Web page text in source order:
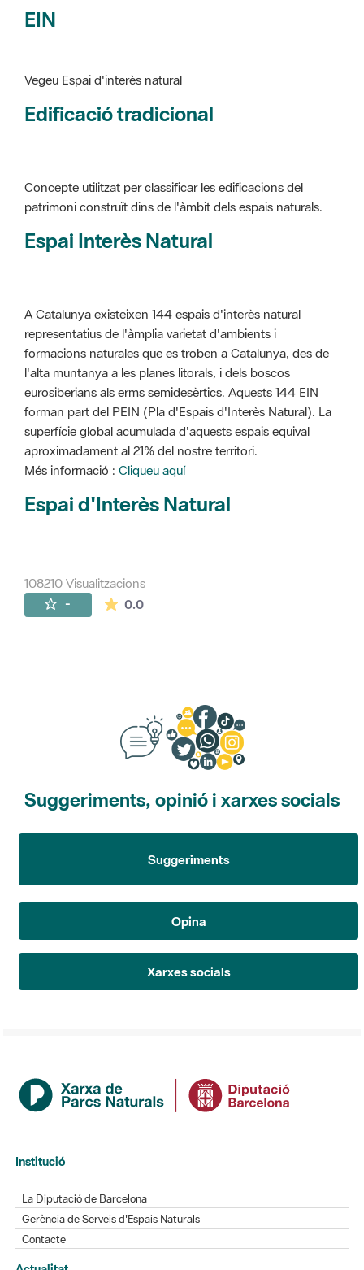
EIN
Vegeu Espai d'interès natural
Edificació tradicional
Concepte utilitzat per classificar les edificacions del
patrimoni construït dins de l'àmbit dels espais naturals.
Espai Interès Natural
A Catalunya existeixen 144 espais d'interès natural
representatius de l'àmplia varietat d'ambients i
formacions naturales que es troben a Catalunya, des de
l'alta muntanya a les planes litorals, i dels boscos
eurosiberians als erms semidesèrtics. Aquests 144 EIN
forman part del PEIN (Pla d'Espais d'Interès Natural). La
superfície global acumulada d'aquests espais equival
aproximadament al 21% del nostre territori.
Més informació : Cliqueu aquí
Espai d'Interès Natural
108210 Visualitzacions
- 0.0La mitjana de les valoracions és de 0
Suggeriments, opinió i xarxes socials
Suggeriments
Opina
Xarxes socials
Institució
La Diputació de Barcelona
Gerència de Serveis d'Espais Naturals
Contacte